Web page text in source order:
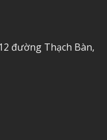
đường Thạch Bàn,